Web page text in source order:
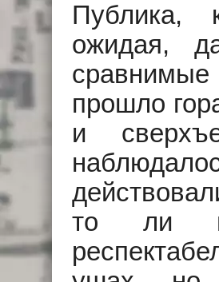
Публика,
ожидая,
прошло
и
то ли